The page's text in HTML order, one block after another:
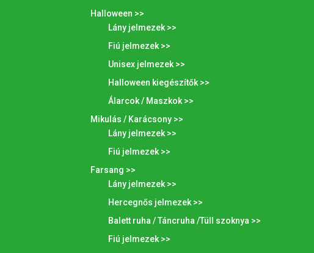
Halloween >>
Lány jelmezek >>
Fiú jelmezek >>
Unisex jelmezek >>
Halloween kiegészítők >>
Álarcok / Maszkok >>
Mikulás / Karácsony >>
Lány jelmezek >>
Fiú jelmezek >>
Farsang >>
Lány jelmezek >>
Hercegnős jelmezek >>
Balett ruha / Táncruha /Tüll szoknya >>
Fiú jelmezek >>